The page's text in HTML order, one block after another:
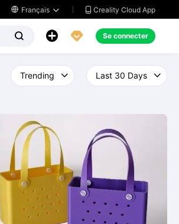
 Français   Creality Cloud App
   Se connecter